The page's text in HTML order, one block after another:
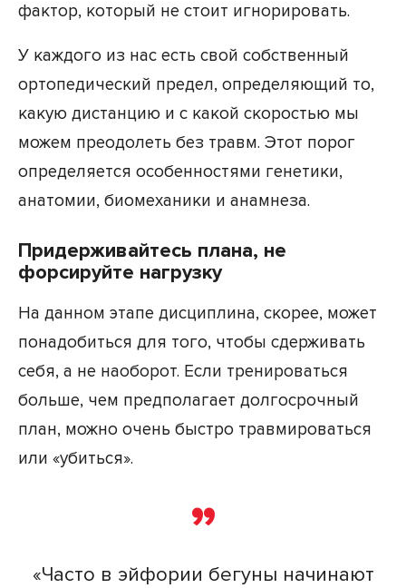
фактор, который не стоит игнорировать.
У каждого из нас есть свой собственный
ортопедический предел, определяющий то,
какую дистанцию и с какой скоростью мы
можем преодолеть без травм. Этот порог
определяется особенностями генетики,
анатомии, биомеханики и анамнеза.
Придерживайтесь плана, не
форсируйте нагрузку
На данном этапе дисциплина, скорее, может
понадобиться для того, чтобы сдерживать
себя, а не наоборот. Если тренироваться
больше, чем предполагает долгосрочный
план, можно очень быстро травмироваться
или «убиться».
«Часто в эйфории бегуны начинают